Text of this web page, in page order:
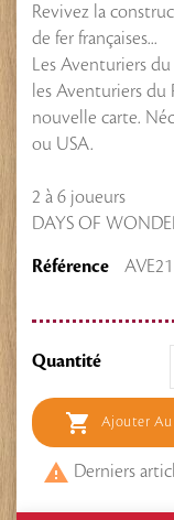
Revivez la
de fer françaises...
Les Aventuriers
les Aventuriers
nouvelle carte.
ou USA.
2 à 6 joueurs
DAYS OF
Référence AVE21
Quantité
 Ajouter Au
 Derniers